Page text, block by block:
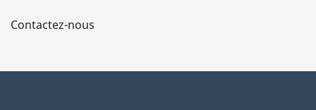
a
Contactez-nous